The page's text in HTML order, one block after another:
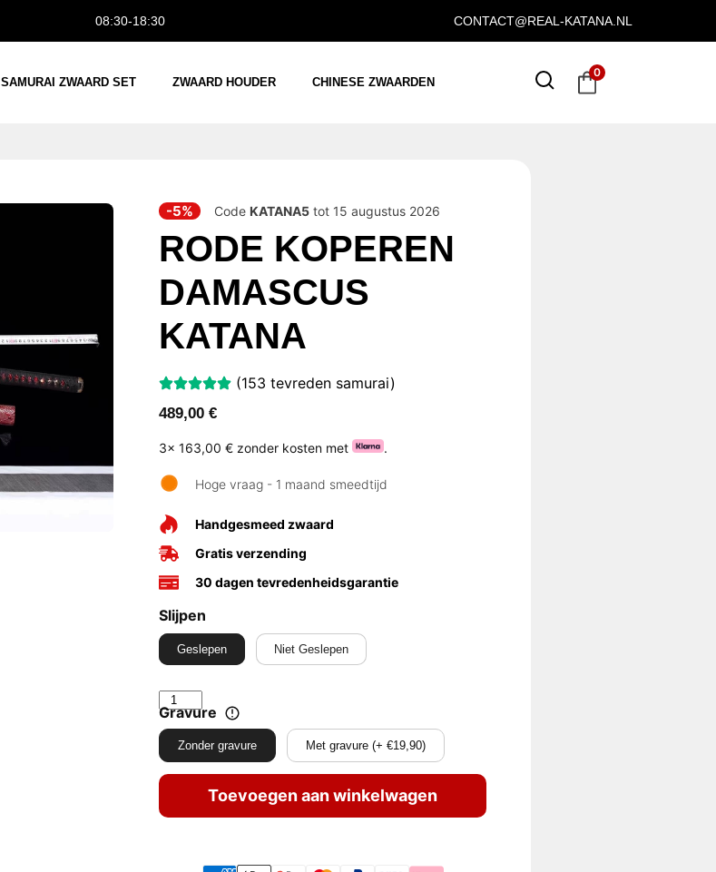
08:30-18:30 CONTACT@REAL-KATANA.NL
SAMURAI ZWAARD SET ZWAARD HOUDER CHINESE ZWAARDEN
0
-5% Code KATANA5tot 15 augustus 2026
RODE KOPEREN
DAMASCUS
KATANA
(153 tevreden samurai)
489,00 €
3x 163,00 € zonder kosten met .
Hoge vraag - 1 maand smeedtijd
Handgesmeed zwaard
Gratis verzending
30 dagen tevredenheidsgarantie
Slijpen
Geslepen Niet Geslepen
Gravure
Zonder gravure Met gravure (+ €19,90)
Toevoegen aan winkelwagen